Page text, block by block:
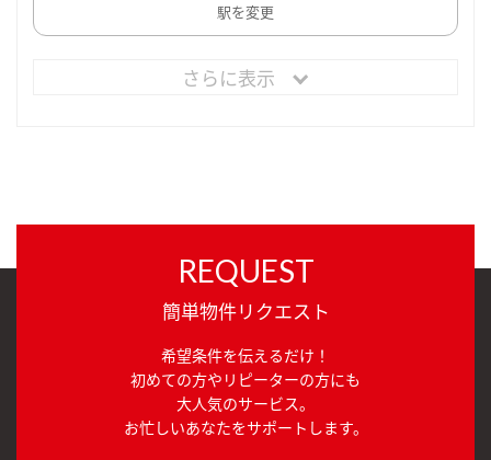
駅を変更
さらに表示
REQUEST
簡単物件リクエスト
希望条件を伝えるだけ！
初めての方やリピーターの方にも
大人気のサービス。
お忙しいあなたをサポートします。